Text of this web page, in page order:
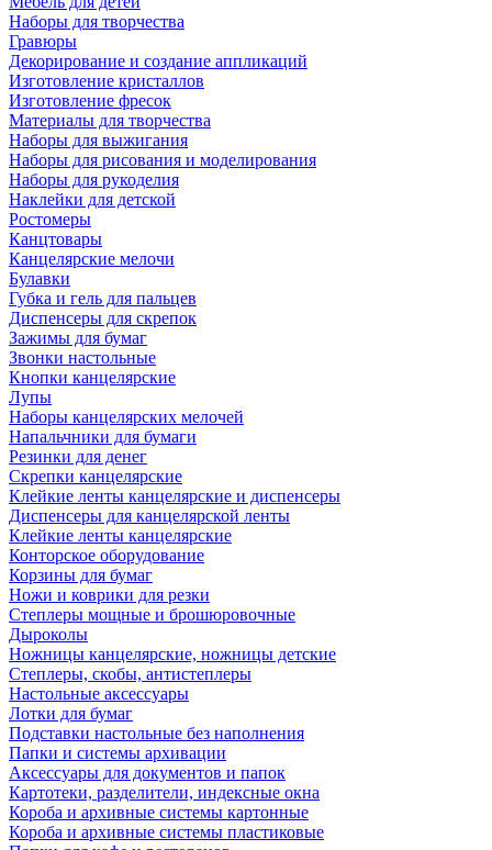
Наборы для творчества
Гравюры
Декорирование и создание аппликаций
Изготовление кристаллов
Изготовление фресок
Материалы для творчества
Наборы для выжигания
Наборы для рисования и моделирования
Наборы для рукоделия
Наклейки для детской
Ростомеры
Канцтовары
Канцелярские мелочи
Булавки
Губка и гель для пальцев
Диспенсеры для скрепок
Зажимы для бумаг
Звонки настольные
Кнопки канцелярские
Лупы
Наборы канцелярских мелочей
Напальчники для бумаги
Резинки для денег
Скрепки канцелярские
Клейкие ленты канцелярские и диспенсеры
Диспенсеры для канцелярской ленты
Клейкие ленты канцелярские
Конторское оборудование
Корзины для бумаг
Ножи и коврики для резки
Степлеры мощные и брошюровочные
Дыроколы
Ножницы канцелярские, ножницы детские
Степлеры, скобы, антистеплеры
Настольные аксессуары
Лотки для бумаг
Подставки настольные без наполнения
Папки и системы архивации
Аксессуары для документов и папок
Картотеки, разделители, индексные окна
Короба и архивные системы картонные
Короба и архивные системы пластиковые